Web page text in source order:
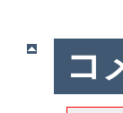
コ